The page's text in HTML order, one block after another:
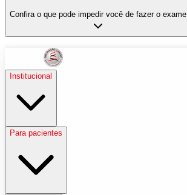
Confira o que pode impedir você de fazer o exame
Institucional
Para pacientes